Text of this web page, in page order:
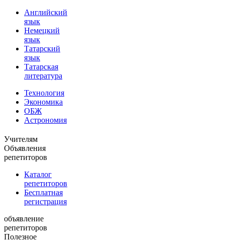
Английский
язык
Немецкий
язык
Татарский
язык
Татарская
литература
Технология
Экономика
ОБЖ
Астрономия
Учителям
Объявления
репетиторов
Каталог
репетиторов
Бесплатная
регистрация
объявление
репетиторов
Полезное